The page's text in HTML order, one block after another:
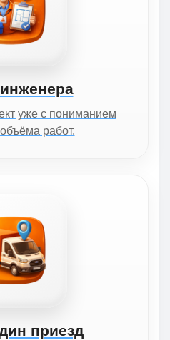
уже с пониманием
работ.
приезд